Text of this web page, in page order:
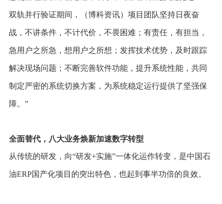
双轨并行验证期间，（博科资讯）项目团队坚持日夜奋
战，不讲条件，不计代价，不畏困难；有责任，有担当，
急用户之所急，想用户之所想；发挥技术优势，及时跟踪
解决现场问题；不断完善软件功能，提升系统性能，共同
制定严密的系统切换方案，为系统稳定运行提供了坚强保
障。”
全面替代，八大业务焕新加速数字转型
从传统的研发，向“研发+实施”一体化运作转变，是中国石
油ERP国产化项目的突出特色，也起到事半功倍的良效。